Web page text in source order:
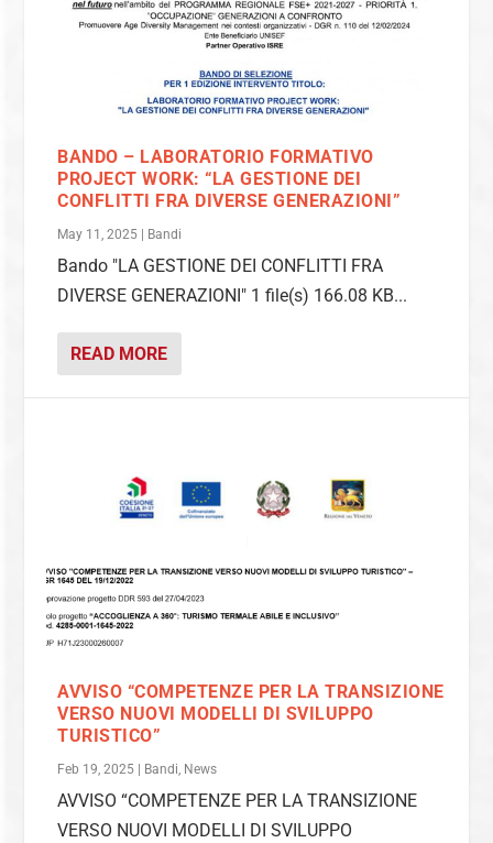
BANDO – LABORATORIO FORMATIVO
PROJECT WORK: “LA GESTIONE DEI
CONFLITTI FRA DIVERSE GENERAZIONI”
May 11, 2025 | Bandi
Bando "LA GESTIONE DEI CONFLITTI FRA
DIVERSE GENERAZIONI" 1 file(s) 166.08 KB...
READ MORE
AVVISO “COMPETENZE PER LA TRANSIZIONE
VERSO NUOVI MODELLI DI SVILUPPO
TURISTICO”
Feb 19, 2025 Bandi, News
AVVISO “COMPETENZE PER LA TRANSIZIONE
VERSO NUOVI MODELLI DI SVILUPPO